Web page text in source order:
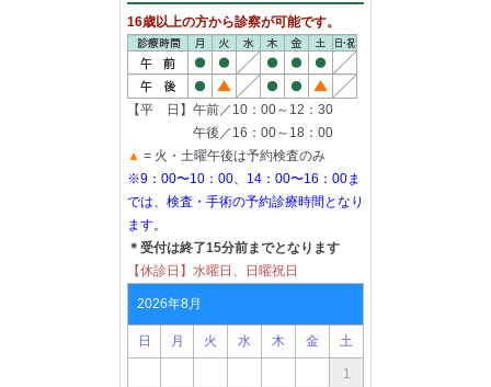
16歳以上の方から診察が可能です。
【平 日】午前／10：00～12：30
午後／16：00～18：00
▲ = 火・土曜午後は予約検査のみ
※9：00〜10：00、14：00〜16：00ま
では、検査・手術の予約診療時間となり
ます。
＊受付は終了15分前までとなります
【休診日】水曜日、日曜祝日
2026年8月
日 月 火 水 木 金 土
1